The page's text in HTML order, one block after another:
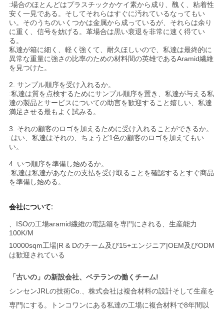
:場合のほとんどはプラスチックかケイ素から成り、醜く、粘着性
安く一見である。そしてそれらはすぐに汚れているなってもい
い。そのうちのいくつかは金属から成っているが、それらは余り
に重く、信号を妨げる。革場合は黒い衰退を非常に速く得てい
る。
私達が箱に細く、軽く強くて、耐久ほしいので、私達は最終的に
異常な重量に強さの比率のための材料間の英雄であるAramid繊維
を見つけた。
2. サンプル順序を受け入れるか。
:私達は質を点検するためにサンプル順序を置き、私達が与える私
達の製品とサービスについての助言を歓迎すること嬉しい、私達
満足させる最もよく試みる。
3. それの顧客のロゴを加えるために受け入れることができるか。
:はい、私達はそれの、ちょうど1色の顧客のロゴを加えてもい
い。
4. いつ順序を準備し始めるか。
:私達は私達があなたの支払を受け取ることを確認するとすぐ商品
を準備し始める。
会社について:
、ISOの工場aramid繊維の電話箱を専門にされる、生産能力
100K/M
10000sqm工場|R & Dのチーム及び15+エンジニア|OEM及びODM
は歓迎されている
「古いの」の新設会社、ベテランの働くチーム!
シンセンJRLの技術Co.、株式会社は複合材料の設計そして生産を
専門にする。トンコワンにある私達の工場に複合材料で8年間以